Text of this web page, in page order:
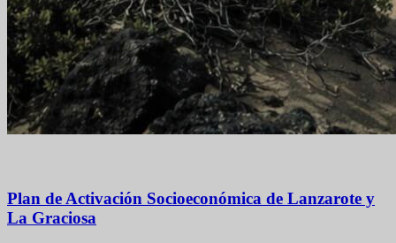
Plan de Activación Socioeconómica de Lanzarote y
La Graciosa